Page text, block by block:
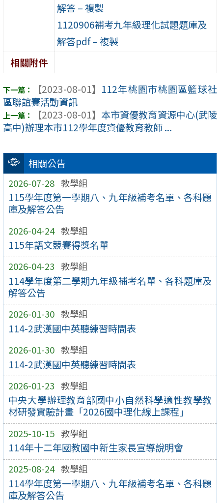
相關公告
2026-07-28 教學組
115學年度第一學期八、九年級補考名單、各科題
庫及解答公告
2026-04-24 教學組
115年語文競賽得獎名單
2026-04-23 教學組
114學年度第二學期九年級補考名單、各科題庫及
解答公告
2026-01-30 教學組
114-2武漢國中英聽練習時間表
2026-01-30 教學組
114-2武漢國中英聽練習時間表
2026-01-23 教學組
中央大學辦理教育部國中小自然科學適性教學教
材研發實驗計畫「2026國中理化線上課程」
2025-10-15 教學組
114年十二年國教國中新生家長宣導說明會
2025-08-24 教學組
114學年度第一學期八、九年級補考名單、各科題
庫及解答公告
解答 – 複製
1120906補考九年級理化試題題庫及
解答pdf – 複製
相關附件
【2023-08-01】 112年桃園市桃園區籃球社
區聯誼賽活動資訊
【2023-08-01】 本市資優教育資源中心(武陵
高中)辦理本市112學年度資優教育教師 ...